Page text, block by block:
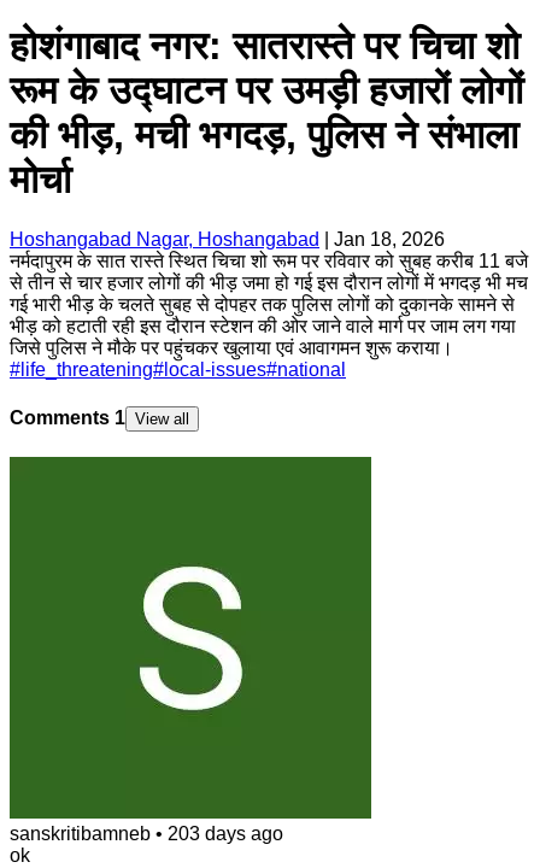
होशंगाबाद नगर: सातरास्ते पर चिचा शो
रूम के उद्घाटन पर उमड़ी हजारों लोगों
की भीड़, मची भगदड़, पुलिस ने संभाला
मोर्चा
Hoshangabad Nagar, Hoshangabad
Jan 18, 2026
नर्मदापुरम के सात रास्ते स्थित चिचा शो रूम पर रविवार को सुबह करीब 11 बजे
से तीन से चार हजार लोगों की भीड़ जमा हो गई इस दौरान लोगों में भगदड़ भी मच
गई भारी भीड़ के चलते सुबह से दोपहर तक पुलिस लोगों को दुकानके सामने से
भीड़ को हटाती रही इस दौरान स्टेशन की ओर जाने वाले मार्ग पर जाम लग गया
जिसे पुलिस ने मौके पर पहुंचकर खुलाया एवं आवागमन शुरू कराया।
# life_threatening# local-issues#national
Comments 1 View all
sanskritibamneb • 203 days ago
ok